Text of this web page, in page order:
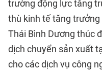
trường động lực tăng
thù kinh tế tăng
Thái Bình Dương thúc
dịch chuyển sản xuất
cho các dịch vụ công